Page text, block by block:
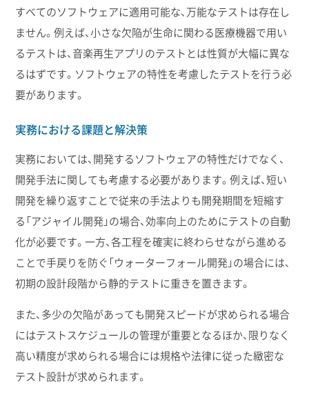
すべてのソフトウェアに適用可能な、万能なテストは存在し
ません。例えば、小さな欠陥が生命に関わる医療機器で用い
るテストは、音楽再生アプリのテストとは性質が大幅に異な
るはずです。ソフトウェアの特性を考慮したテストを行う必
要があります。
実務における課題と解決策
実務においては、開発するソフトウェアの特性だけでなく、
開発手法に関しても考慮する必要があります。例えば、短い
開発を繰り返すことで従来の手法よりも開発期間を短縮す
る「アジャイル開発」の場合、効率向上のためにテストの自動
化が必要です。一方、各工程を確実に終わらせながら進める
ことで手戻りを防ぐ「ウォーターフォール開発」の場合には、
初期の設計段階から静的テストに重きを置きます。
また、多少の欠陥があっても開発スピードが求められる場合
にはテストスケジュールの管理が重要となるほか、限りなく
高い精度が求められる場合には規格や法律に従った緻密な
テスト設計が求められます。